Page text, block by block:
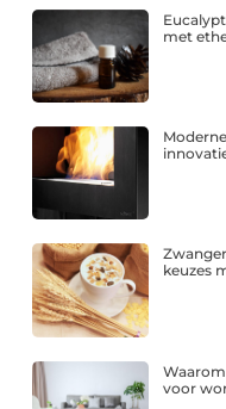
met
keuzes
voor